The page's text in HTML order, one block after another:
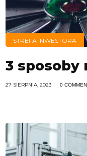
STREFA INWESTORA
3 sposoby
27 SIERPNIA, 2023 0